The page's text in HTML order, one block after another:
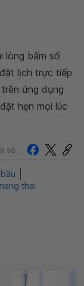
lòng bấm số
lịch trực tiếp
ứng dụng
hẹn mọi lúc
sẻ
thai